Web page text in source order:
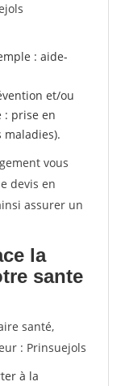
: aide-
et/ou
: prise en
maladies).
vous
devis en
assurer un
la
sante
santé,
: Prinsuejols
à la